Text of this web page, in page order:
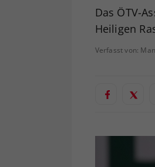
Das ÖTV-
Heiligen
Verfasst von: